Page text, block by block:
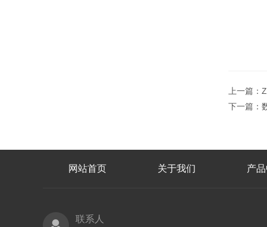
上一篇：
下一篇：
网站首页 关于我们 产
联系人